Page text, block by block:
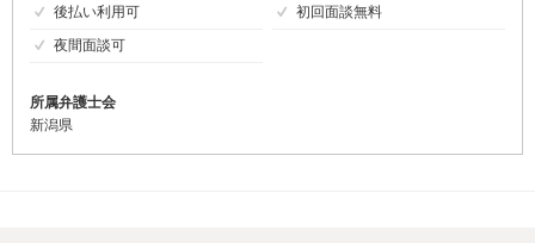
後払い利用可
初回面談無料
夜間面談可
所属弁護士会
新潟県